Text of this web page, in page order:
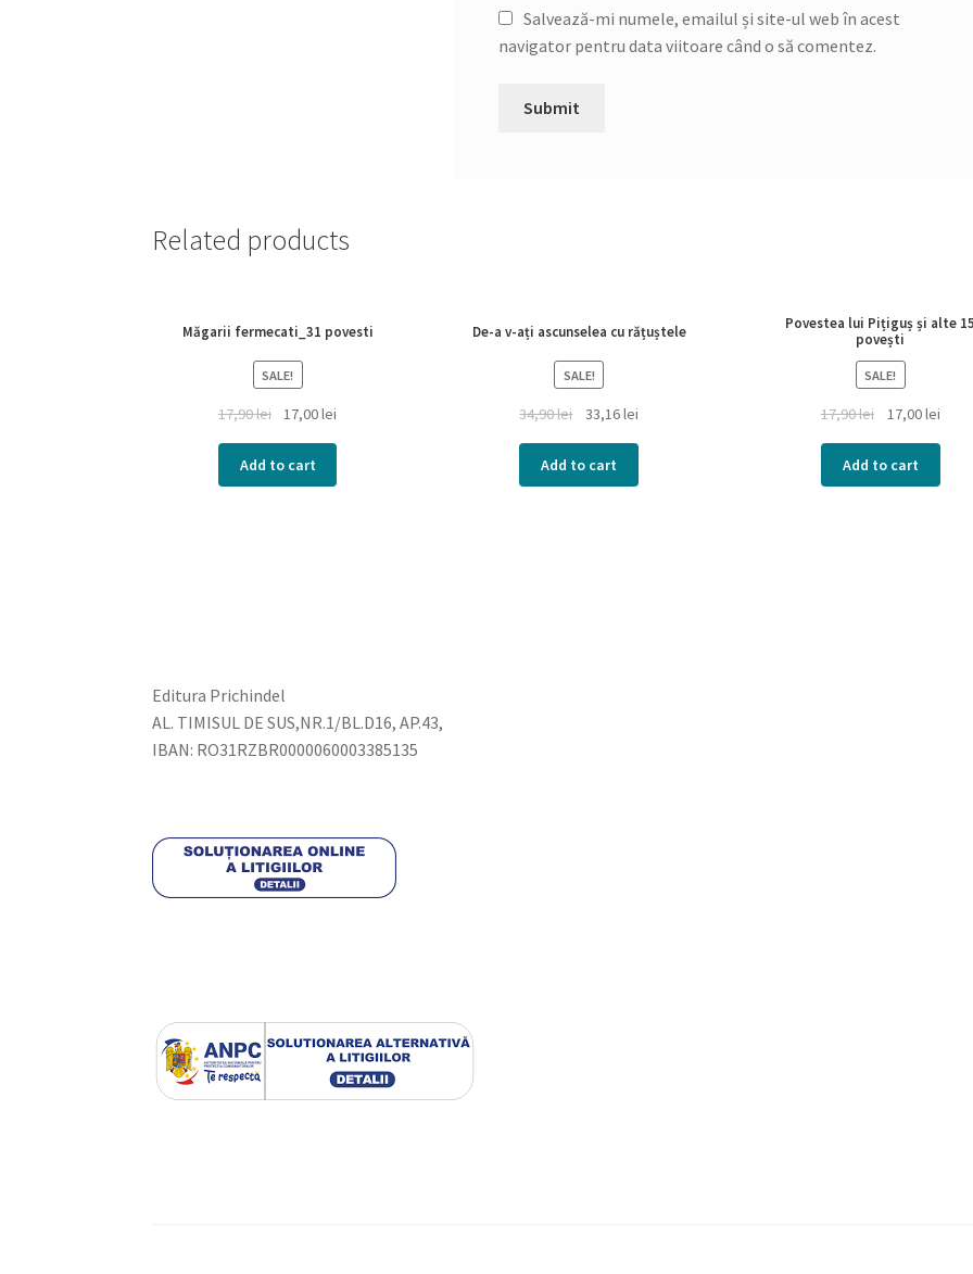
Salvează-mi numele, emailul și site-ul web în acest
navigator pentru data viitoare când o să comentez.
Related products
Măgarii fermecati_31 povesti
SALE!
17,90lei 17,00lei
Add to cart
De-a v-ați ascunselea cu rățuștele
SALE!
34,90lei 33,16lei
Add to cart
Povestea lui Pițiguș și alte 15
povești
SALE!
17,90lei 17,00lei
Add to cart
Editura Prichindel
AL. TIMISUL DE SUS,NR.1/BL.D16, AP.43,
IBAN: RO31RZBR0000060003385135